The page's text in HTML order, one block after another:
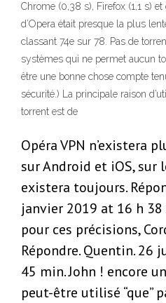
Chrome (0,38 s), Firefox (1,1 s)
d’Opera était presque la plus
classant 74e sur 78. Pas de
systèmes qui ne permet aucun
être une bonne chose compte
sécurité.) La principale raison
torrent est de
Opéra VPN n’existera
sur Android et iOS, sur
existera toujours.
janvier 2019 at 16 h
pour ces précisions,
Répondre. Quentin. 26
45 min. John ! encore
peut-être utilisé “que”